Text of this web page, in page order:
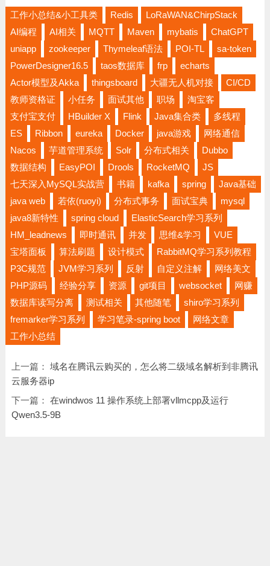
工作小总结&小工具类 Redis
LoRaWAN&ChirpStack
AI编程
AI相关 MQTT Maven mybatis
ChatGPT
uniapp
zookeeper Thymeleaf语法 POI-TL
sa-token
PowerDesigner16.5
taos数据库 frp
echarts
Actor模型及Akka
thingsboard 大疆无人机对接
CI/CD
教师资格证
小任务 面试其他 职场
淘宝客
支付宝支付
HBuilder X Flink Java集合类
多线程
ES
Ribbon eureka Docker java游戏
网络通信
Nacos
芋道管理系统 Solr 分布式相关
Dubbo
数据结构
EasyPOI Drools RocketMQ
JS
七天深入MySQL实战营
书籍 kafka spring
Java基础
java web
若依(ruoyi) 分布式事务 面试宝典
mysql
java8新特性
spring cloud
ElasticSearch学习系列
HM_leadnews
即时通讯 并发 思维&学习
VUE
宝塔面板
算法刷题 设计模式
RabbitMQ学习系列教程
P3C规范
JVM学习系列 反射 自定义注解
网络美文
PHP源码
经验分享 资源 git项目 websocket
网赚
数据库读写分离
测试相关 其他随笔
shiro学习系列
fremarker学习系列
学习笔录-spring boot
网络文章
工作小总结
上一篇： 域名在腾讯云购买的，怎么将二级域名解析到非腾讯
云服务器ip
下一篇： 在windwos 11 操作系统上部署vllmcpp及运行
Qwen3.5-9B